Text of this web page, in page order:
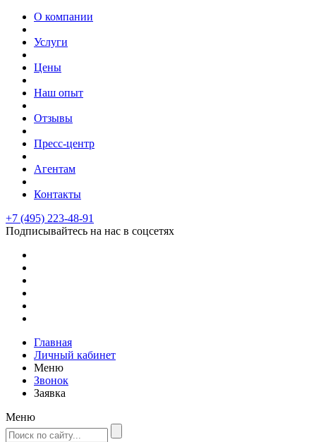
О компании
Услуги
Цены
Наш опыт
Отзывы
Пресс-центр
Агентам
Контакты
+7 (495) 223-48-91
Подписывайтесь на нас в соцсетях
Главная
Личный кабинет
Меню
Звонок
Заявка
Меню